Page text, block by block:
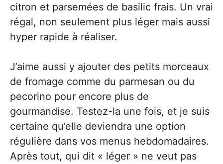
citron et parsemées de basilic frais. Un vrai
régal, non seulement plus léger mais aussi
hyper rapide à réaliser.
J’aime aussi y ajouter des petits morceaux
de fromage comme du parmesan ou du
pecorino pour encore plus de
gourmandise. Testez-la une fois, et je suis
certaine qu’elle deviendra une option
régulière dans vos menus hebdomadaires.
Après tout, qui dit « léger » ne veut pas